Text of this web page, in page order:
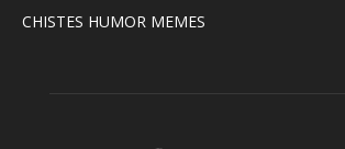
CHISTES HUMOR MEMES